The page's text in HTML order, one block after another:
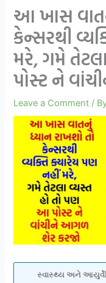
આ ખાસ
કેન્સરથી
મરે, ગમે
પોસ્ટ ને
Leave a Comment /
સ્વાસ્થ્ય અને